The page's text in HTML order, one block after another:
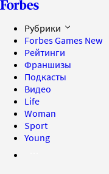
Рубрики
Forbes Games New
Рейтинги
Франшизы
Подкасты
Видео
Life
Woman
Sport
Young